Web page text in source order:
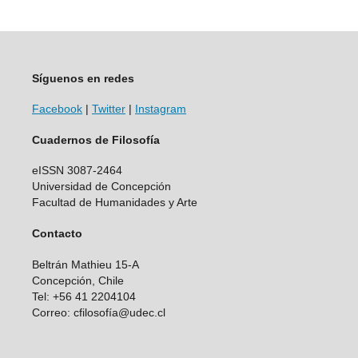
Síguenos en redes
Facebook | Twitter | Instagram
Cuadernos de Filosofía
eISSN 3087-2464
Universidad de Concepción
Facultad de Humanidades y Arte
Contacto
Beltrán Mathieu 15-A
Concepción, Chile
Tel: +56 41 2204104
Correo: cfilosofía@udec.cl